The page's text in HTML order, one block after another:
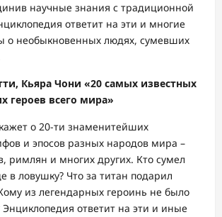
научные знания с традиционной
ответит на эти и многие
о необыкновенных людях, сумевших
Кьяра Чони «20 самых известных
героев всего мира»
о 20-ти знаменитейших
и эпосов разных народов мира –
римлян и многих других. Кто сумел
в ловушку? Что за титан подарил
из легендарных героинь не было
Энциклопедия ответит на эти и иные